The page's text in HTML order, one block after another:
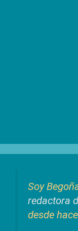
Soy
redactora
desde